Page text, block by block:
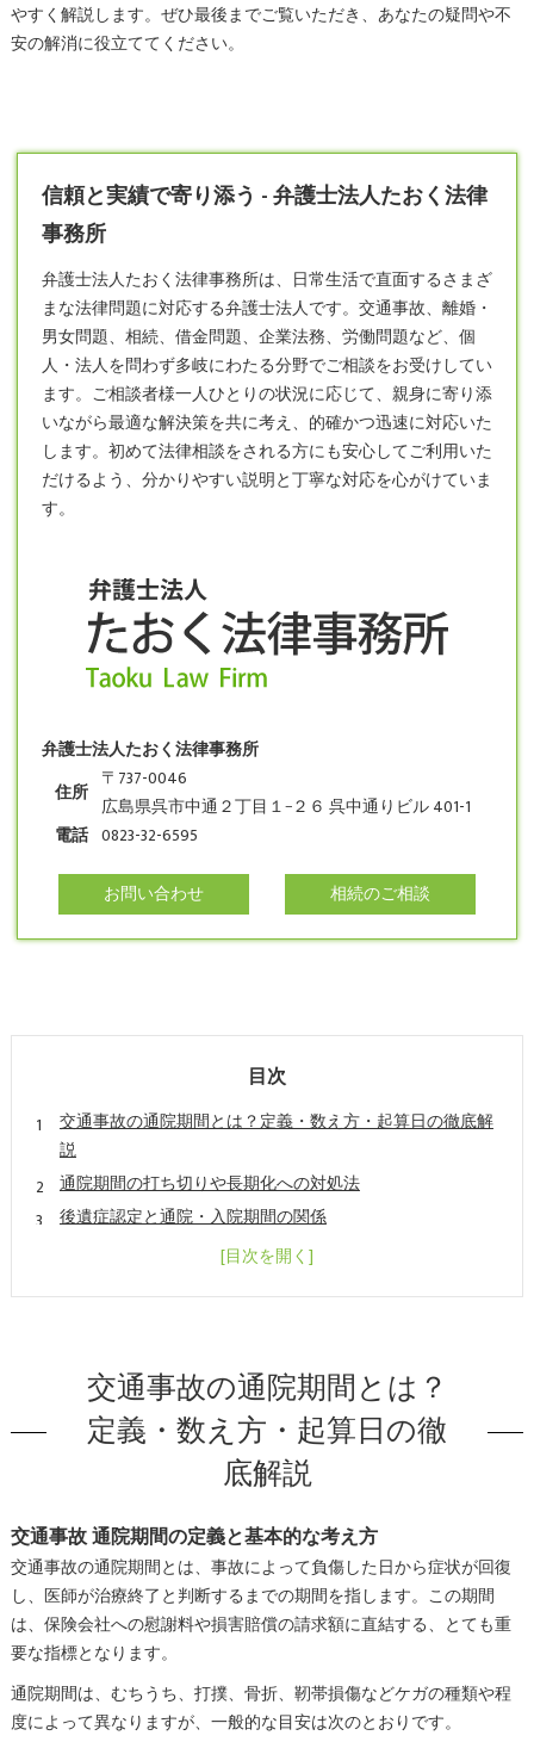
やすく解説します。ぜひ最後までご覧いただき、あなたの疑問や不
安の解消に役立ててください。
信頼と実績で寄り添う - 弁護士法人たおく法律
事務所
弁護士法人たおく法律事務所は、日常生活で直面するさまざ
まな法律問題に対応する弁護士法人です。交通事故、離婚・
男女問題、相続、借金問題、企業法務、労働問題など、個
人・法人を問わず多岐にわたる分野でご相談をお受けしてい
ます。ご相談者様一人ひとりの状況に応じて、親身に寄り添
いながら最適な解決策を共に考え、的確かつ迅速に対応いた
します。初めて法律相談をされる方にも安心してご利用いた
だけるよう、分かりやすい説明と丁寧な対応を心がけていま
す。
弁護士法人たおく法律事務所
住所
〒737-0046
広島県呉市中通２丁目１−２６ 呉中通りビル 401-1
電話 0823-32-6595
お問い合わせ 相続のご相談
目次
交通事故の通院期間とは？定義・数え方・起算日の徹底解
説
通院期間の打ち切りや長期化への対処法
後遺症認定と通院・入院期間の関係
通院期間を適切に管理するための実践的アドバイスと相談
交通事故の通院期間とは？
定義・数え方・起算日の徹
底解説
交通事故 通院期間の定義と基本的な考え方
交通事故の通院期間とは、事故によって負傷した日から症状が回復
し、医師が治療終了と判断するまでの期間を指します。この期間
は、保険会社への慰謝料や損害賠償の請求額に直結する、とても重
要な指標となります。
通院期間は、むちうち、打撲、骨折、靭帯損傷などケガの種類や程
度によって異なりますが、一般的な目安は次のとおりです。